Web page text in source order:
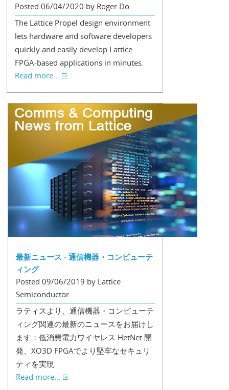
Posted 06/04/2020 by Roger Do
The Lattice Propel design environment
lets hardware and software developers
quickly and easily develop Lattice
FPGA-based applications in minutes.
Read more...
最新ニュース - 通信機器・コンピューテ
ィング
Posted 09/06/2019 by Lattice
Semiconductor
ラティスより、通信機器・コンピューテ
ィング関連の最新のニュースをお届けし
ます：低消費電力ワイヤレス HetNet 開
発、XO3D FPGAでより堅牢なセキュリ
ティを実現
Read more...